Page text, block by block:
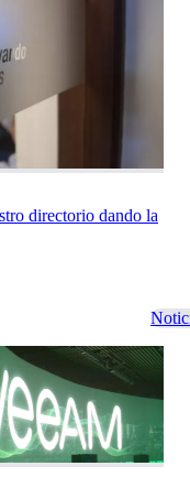
directorio dando la